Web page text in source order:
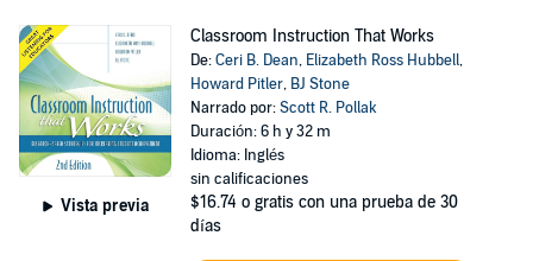
Vista previa
Classroom Instruction That Works
De:Ceri B. Dean, Elizabeth Ross Hubbell,
Howard Pitler, BJ Stone
Narrado por:Scott R. Pollak
Duración: 6 h y 32 m
Idioma: Inglés
sin calificaciones
$16.74 o gratis con una prueba de 30
días